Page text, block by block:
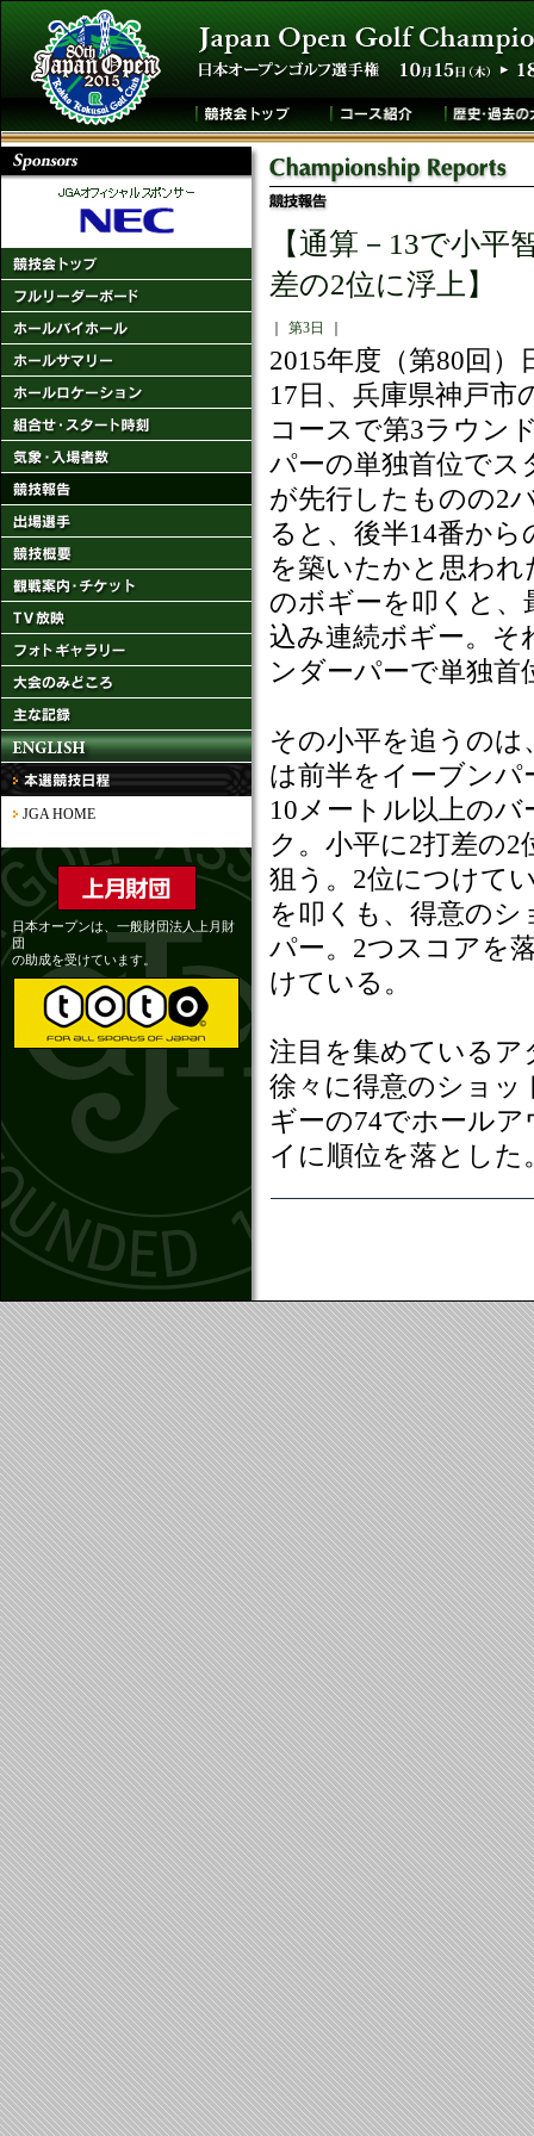
JGA HOME
日本オープンは、一般財団法人上月財
団
の助成を受けています。
【通算－13で小
差の2位に浮上】
第3日
2015年度（第80回
17日、兵庫県神戸市
コースで第3ラウン
パーの単独首位でス
が先行したものの2
ると、後半14番か
を築いたかと思わ
のボギーを叩くと
込み連続ボギー。そ
ンダーパーで単独
その小平を追うのは
は前半をイーブンパ
10メートル以上の
ク。小平に2打差の
狙う。2位につけて
を叩くも、得意の
パー。2つスコアを
けている。
注目を集めている
徐々に得意のショッ
ギーの74でホール
イに順位を落とした